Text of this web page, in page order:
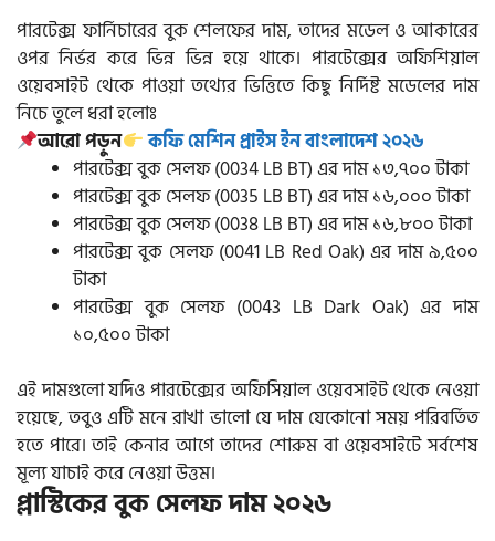
পারটেক্স ফার্নিচারের বুক শেলফের দাম, তাদের মডেল ও আকারের
ওপর নির্ভর করে ভিন্ন ভিন্ন হয়ে থাকে। পারটেক্সের অফিশিয়াল
ওয়েবসাইট থেকে পাওয়া তথ্যের ভিত্তিতে কিছু নির্দিষ্ট মডেলের দাম
নিচে তুলে ধরা হলোঃ
আরো পড়ুন
কফি মেশিন প্রাইস ইন বাংলাদেশ ২০২৬
পারটেক্স বুক সেলফ (0034 LB BT) এর দাম ১৩,৭০০ টাকা
পারটেক্স বুক সেলফ (0035 LB BT) এর দাম ১৬,০০০ টাকা
পারটেক্স বুক সেলফ (0038 LB BT) এর দাম ১৬,৮০০ টাকা
পারটেক্স বুক সেলফ (0041 LB Red Oak) এর দাম ৯,৫০০
টাকা
পারটেক্স বুক সেলফ (0043 LB Dark Oak) এর দাম
১০,৫০০ টাকা
এই দামগুলো যদিও পারটেক্সের অফিসিয়াল ওয়েবসাইট থেকে নেওয়া
হয়েছে, তবুও এটি মনে রাখা ভালো যে দাম যেকোনো সময় পরিবর্তিত
হতে পারে। তাই কেনার আগে তাদের শোরুম বা ওয়েবসাইটে সর্বশেষ
মূল্য যাচাই করে নেওয়া উত্তম।
প্লাস্টিকের বুক সেলফ দাম ২০২৬